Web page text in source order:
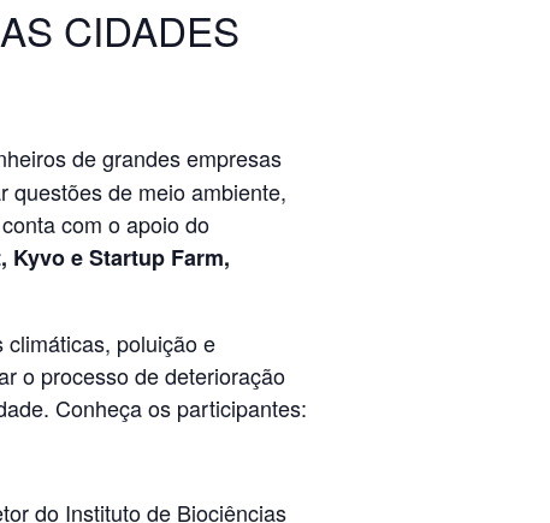
CIDADES
de grandes empresas
questões de meio ambiente,
com o apoio do
Kyvo e Startup Farm,
poluição e
o processo de deterioração
Conheça os participantes:
do Instituto de Biociências